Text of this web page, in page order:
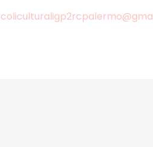
Conte, ricordiamolo